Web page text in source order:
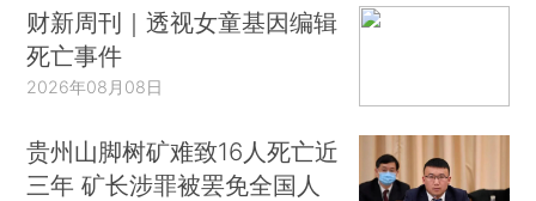
财新周刊｜透视女童基因编辑
死亡事件
2026年08月08日
贵州山脚树矿难致16人死亡近
三年 矿长涉罪被罢免全国人